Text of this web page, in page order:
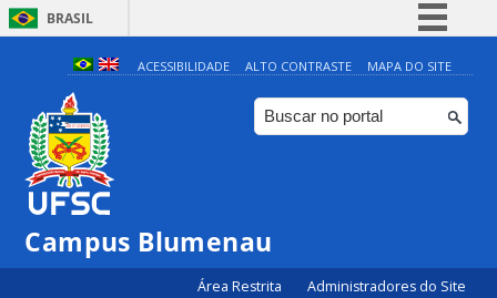
BRASIL
Simplifique!
Comunica BR
Participe
ACESSIBILIDADE ALTO CONTRASTE MAPA DO SITE
Campus Blumenau
Área Restrita Administradores do Site